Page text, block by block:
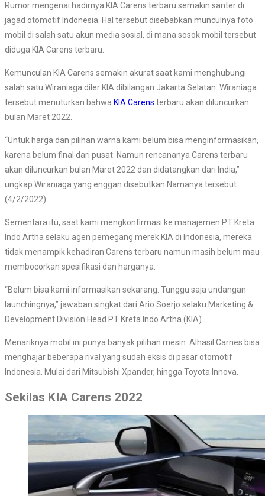
Rumor mengenai hadirnya KIA Carens terbaru semakin santer di
jagad otomotif Indonesia. Hal tersebut disebabkan munculnya foto
mobil di salah satu akun media sosial, di mana sosok mobil tersebut
diduga KIA Carens terbaru.
Kemunculan KIA Carens semakin akurat saat kami menghubungi
salah satu Wiraniaga diler KIA dibilangan Jakarta Selatan. Wiraniaga
tersebut menuturkan bahwa KIA Carens terbaru akan diluncurkan
bulan Maret 2022.
“Untuk harga dan pilihan warna kami belum bisa menginformasikan,
karena belum final dari pusat. Namun rencananya Carens terbaru
akan diluncurkan bulan Maret 2022 dan didatangkan dari India,”
ungkap Wiraniaga yang enggan disebutkan Namanya tersebut.
(4/2/2022).
Sementara itu, saat kami mengkonfirmasi ke manajemen PT Kreta
Indo Artha selaku agen pemegang merek KIA di Indonesia, mereka
tidak menampik kehadiran Carens terbaru namun masih belum mau
membocorkan spesifikasi dan harganya.
“Belum bisa kami informasikan sekarang. Tunggu saja undangan
launchingnya,” jawaban singkat dari Ario Soerjo selaku Marketing &
Development Division Head PT Kreta Indo Artha (KIA).
Menariknya mobil ini punya banyak pilihan mesin. Alhasil Carnes bisa
menghajar beberapa rival yang sudah eksis di pasar otomotif
Indonesia. Mulai dari Mitsubishi Xpander, hingga Toyota Innova.
Sekilas KIA Carens 2022